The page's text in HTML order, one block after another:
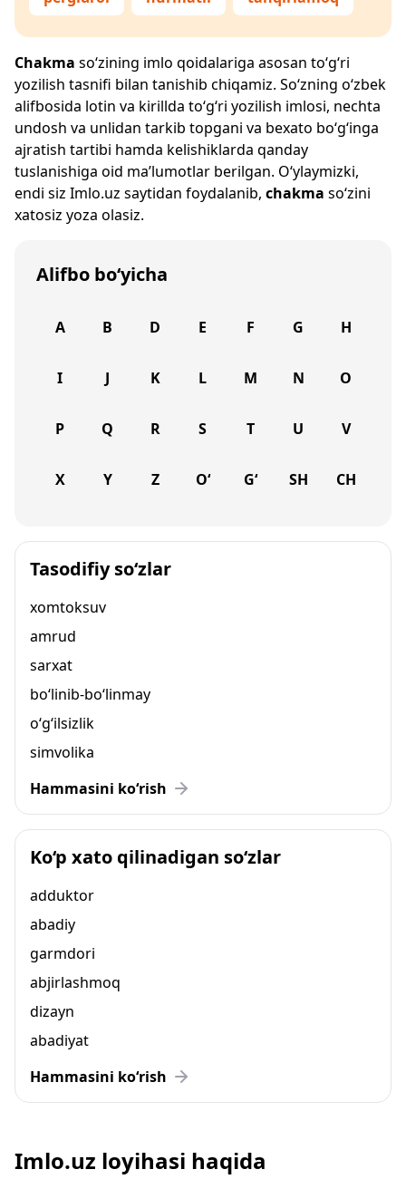
Chakma so‘zining imlo qoidalariga asosan to‘g‘ri
yozilish tasnifi bilan tanishib chiqamiz. So‘zning o‘zbek
alifbosida lotin va kirillda to‘g‘ri yozilish imlosi, nechta
undosh va unlidan tarkib topgani va bexato bo‘g‘inga
ajratish tartibi hamda kelishiklarda qanday
tuslanishiga oid ma’lumotlar berilgan. O‘ylaymizki,
endi siz Imlo.uz saytidan foydalanib, chakma so‘zini
xatosiz yoza olasiz.
Alifbo bo‘yicha
A B D E F G H
I J K L M N O
P Q R S T U V
X Y Z O‘ G‘ SH CH
Tasodifiy so‘zlar
xomtoksuv
amrud
sarxat
bo‘linib-bo‘linmay
o‘g‘ilsizlik
simvolika
Hammasini ko‘rish
Ko‘p xato qilinadigan so‘zlar
adduktor
abadiy
garmdori
abjirlashmoq
dizayn
abadiyat
Hammasini ko‘rish
Imlo.uz loyihasi haqida